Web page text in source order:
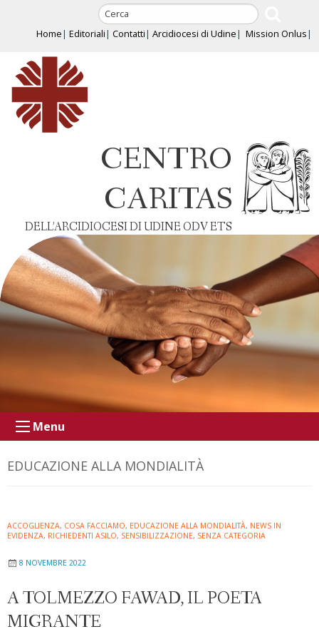
content
Home Editoriali Contatti Arcidiocesi di Udine Mission Onlus
CENTRO
CARITAS
DELL’ARCIDIOCESI DI UDINE ODV ETS
Menu
EDUCAZIONE ALLA MONDIALITÀ
ACCOGLIENZA, COSA FACCIAMO, EDUCAZIONE ALLA MONDIALITÀ, NEWS IN
EVIDENZA, RICHIEDENTI ASILO, SENSIBILIZZAZIONE, SENZA CATEGORIA
8 NOVEMBRE 2022
A TOLMEZZO FAWAD, IL POETA
MIGRANTE